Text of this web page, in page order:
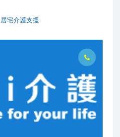
居宅介護支援